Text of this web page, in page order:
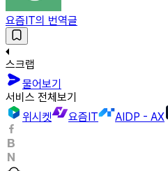
요즘IT의 번역글
스크랩
물어보기
서비스 전체보기
위시켓
요즘IT AIDP - AX